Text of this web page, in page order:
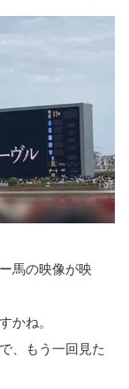
馬の映像が映
かね。
、もう一回見た